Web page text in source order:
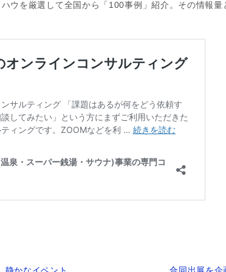
ウを厳選して全国から「100事例」紹介。その情報量
静かなイベント 合同出展を企